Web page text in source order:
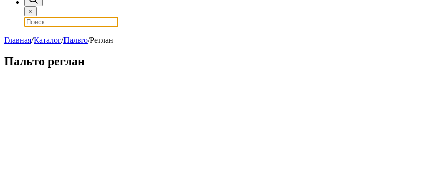
×
Главная/Каталог/Пальто/Реглан
Пальто реглан